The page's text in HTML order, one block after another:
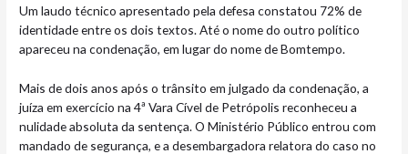
Um laudo técnico apresentado pela defesa constatou 72% de
identidade entre os dois textos. Até o nome do outro político
apareceu na condenação, em lugar do nome de Bomtempo.
Mais de dois anos após o trânsito em julgado da condenação, a
juíza em exercício na 4ª Vara Cível de Petrópolis reconheceu a
nulidade absoluta da sentença. O Ministério Público entrou com
mandado de segurança, e a desembargadora relatora do caso no